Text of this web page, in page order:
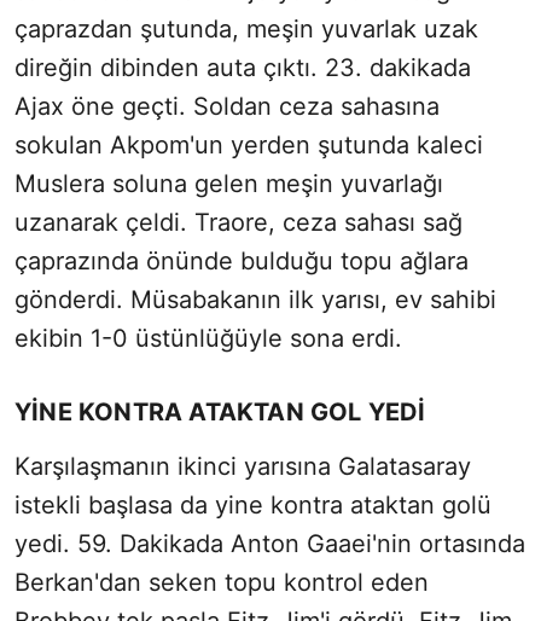
çaprazdan şutunda, meşin yuvarlak uzak
direğin dibinden auta çıktı. 23. dakikada
Ajax öne geçti. Soldan ceza sahasına
sokulan Akpom'un yerden şutunda kaleci
Muslera soluna gelen meşin yuvarlağı
uzanarak çeldi. Traore, ceza sahası sağ
çaprazında önünde bulduğu topu ağlara
gönderdi. Müsabakanın ilk yarısı, ev sahibi
ekibin 1-0 üstünlüğüyle sona erdi.
YİNE KONTRA ATAKTAN GOL YEDİ
Karşılaşmanın ikinci yarısına Galatasaray
istekli başlasa da yine kontra ataktan golü
yedi. 59. Dakikada Anton Gaaei'nin ortasında
Berkan'dan seken topu kontrol eden